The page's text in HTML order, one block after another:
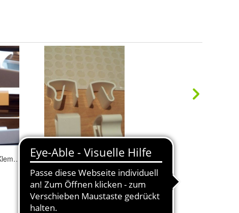
Jalousie Klemmträger Klemmhalter Klickhalter 10 Stk neu Montage ohne zu Bohren Jalousie Klemmträger Klemmhalter Klickhalter 2 Stk neu Montage ohne zu Bohren
4,00 €